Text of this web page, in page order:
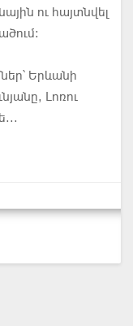
ու հայտնվել
Երևանի
Լոռու